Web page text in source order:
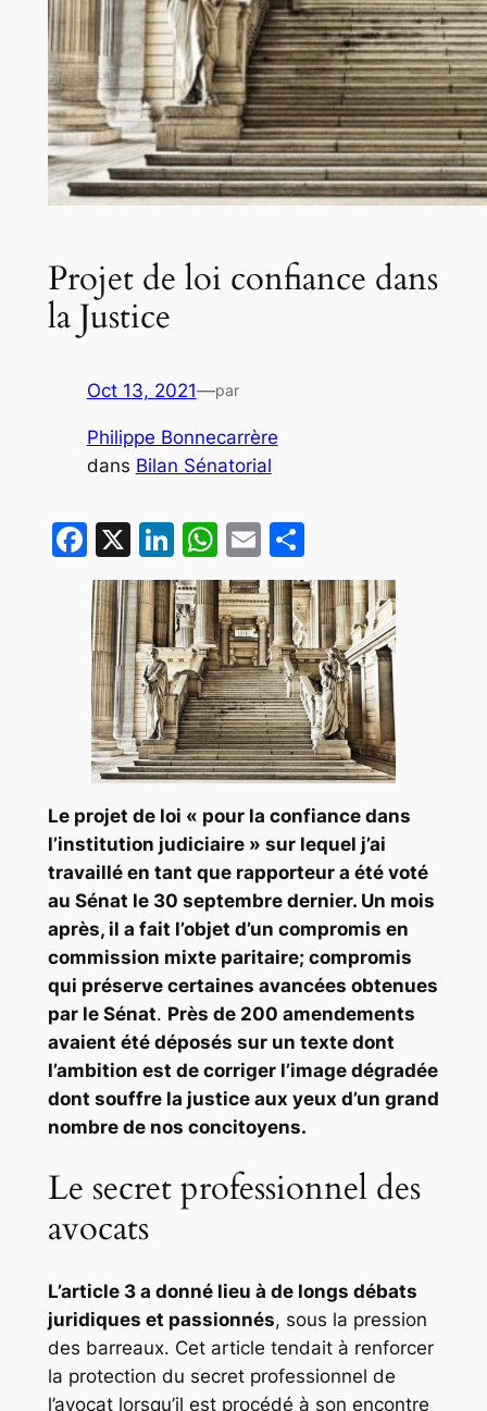
Projet de loi confiance dans
la Justice
Oct 13, 2021—par
Philippe Bonnecarrère
dans Bilan Sénatorial
Facebook
X LinkedIn
WhatsApp
EmailPartager
Le projet de loi « pour la confiance dans
l’institution judiciaire » sur lequel j’ai
travaillé en tant que rapporteur a été voté
au Sénat le 30 septembre dernier. Un mois
après, il a fait l’objet d’un compromis en
commission mixte paritaire; compromis
qui préserve certaines avancées obtenues
par le Sénat. Près de 200 amendements
avaient été déposés sur un texte dont
l’ambition est de corriger l’image dégradée
dont souffre la justice aux yeux d’un grand
nombre de nos concitoyens.
Le secret professionnel des
avocats
L’article 3 a donné lieu à de longs débats
juridiques et passionnés, sous la pression
des barreaux. Cet article tendait à renforcer
la protection du secret professionnel de
l’avocat lorsqu’il est procédé à son encontre